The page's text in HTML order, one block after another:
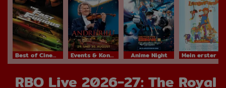
Best of Cinema Events & Konzerte Anime Night
RBO Live 2026-27: The Royal